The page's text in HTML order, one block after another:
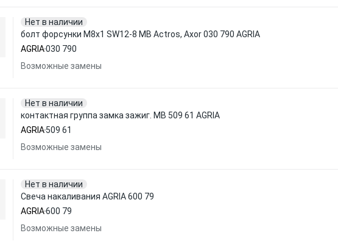
Нет в наличии
болт форсунки M8x1 SW12-8 MB Actros, Axor 030 790 AGRIA
AGRIA030 790
Возможные замены
Нет в наличии
контактная группа замка зажиг. MB 509 61 AGRIA
AGRIA509 61
Возможные замены
Нет в наличии
Свеча накаливания AGRIA 600 79
AGRIA600 79
Возможные замены